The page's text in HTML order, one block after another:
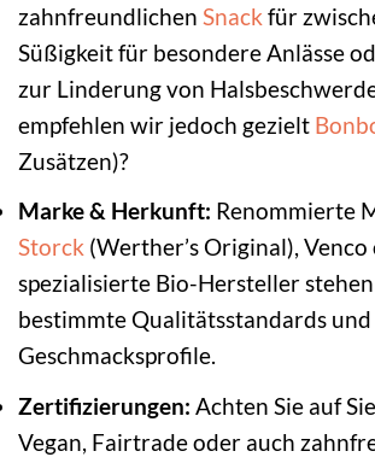
zahnfreundlichen Snack für
Süßigkeit für besondere Anlässe
zur Linderung von
empfehlen wir jedoch gezielt
Zusätzen)?
Marke & Herkunft: Renommierte
Storck (Werther’s Original),
spezialisierte Bio-Hersteller
bestimmte Qualitätsstandards und
Geschmacksprofile.
Zertifizierungen: Achten Sie auf
Vegan, Fairtrade oder auch